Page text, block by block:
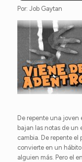
Por: Job Gaytan
De repente una joven
bajan las notas de
cambia. De repente
convierte en un
alguien más. Pero el